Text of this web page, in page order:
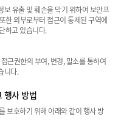
유출 및 훼손을 막기 위하여 보안프
한 외부로부터 접근이 통제된 구역에
하고 있습니다.
근권한의 부여, 변경, 말소를 통하여
니다.
행사 방법
보호하기 위해 아래와 같이 행사 방